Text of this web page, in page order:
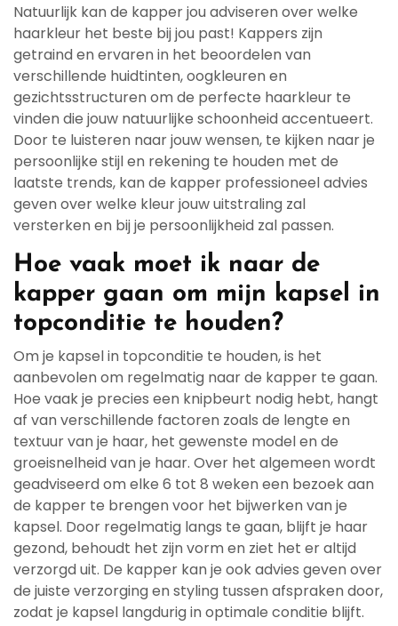
Natuurlijk kan de kapper jou adviseren over welke
haarkleur het beste bij jou past! Kappers zijn
getraind en ervaren in het beoordelen van
verschillende huidtinten, oogkleuren en
gezichtsstructuren om de perfecte haarkleur te
vinden die jouw natuurlijke schoonheid accentueert.
Door te luisteren naar jouw wensen, te kijken naar je
persoonlijke stijl en rekening te houden met de
laatste trends, kan de kapper professioneel advies
geven over welke kleur jouw uitstraling zal
versterken en bij je persoonlijkheid zal passen.
Hoe vaak moet ik naar de
kapper gaan om mijn kapsel in
topconditie te houden?
Om je kapsel in topconditie te houden, is het
aanbevolen om regelmatig naar de kapper te gaan.
Hoe vaak je precies een knipbeurt nodig hebt, hangt
af van verschillende factoren zoals de lengte en
textuur van je haar, het gewenste model en de
groeisnelheid van je haar. Over het algemeen wordt
geadviseerd om elke 6 tot 8 weken een bezoek aan
de kapper te brengen voor het bijwerken van je
kapsel. Door regelmatig langs te gaan, blijft je haar
gezond, behoudt het zijn vorm en ziet het er altijd
verzorgd uit. De kapper kan je ook advies geven over
de juiste verzorging en styling tussen afspraken door,
zodat je kapsel langdurig in optimale conditie blijft.